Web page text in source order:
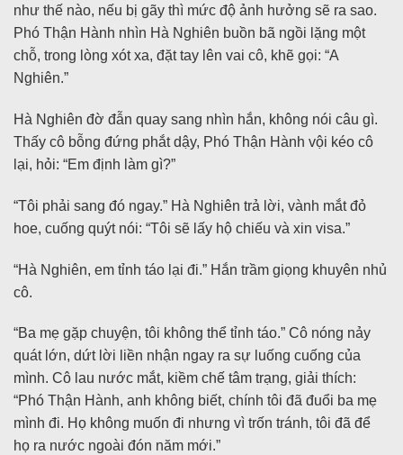
như thế nào, nếu bị gãy thì mức độ ảnh hưởng sẽ ra sao.
Phó Thận Hành nhìn Hà Nghiên buồn bã ngồi lặng một
chỗ, trong lòng xót xa, đặt tay lên vai cô, khẽ gọi: “A
Nghiên.”
Hà Nghiên đờ đẫn quay sang nhìn hắn, không nói câu gì.
Thấy cô bỗng đứng phắt dậy, Phó Thận Hành vội kéo cô
lại, hỏi: “Em định làm gì?”
“Tôi phải sang đó ngay.” Hà Nghiên trả lời, vành mắt đỏ
hoe, cuống quýt nói: “Tôi sẽ lấy hộ chiếu và xin visa.”
“Hà Nghiên, em tỉnh táo lại đi.” Hắn trầm giọng khuyên nhủ
cô.
“Ba mẹ gặp chuyện, tôi không thể tỉnh táo.” Cô nóng nảy
quát lớn, dứt lời liền nhận ngay ra sự luống cuống của
mình. Cô lau nước mắt, kiềm chế tâm trạng, giải thích:
“Phó Thận Hành, anh không biết, chính tôi đã đuổi ba mẹ
mình đi. Họ không muốn đi nhưng vì trốn tránh, tôi đã để
họ ra nước ngoài đón năm mới.”